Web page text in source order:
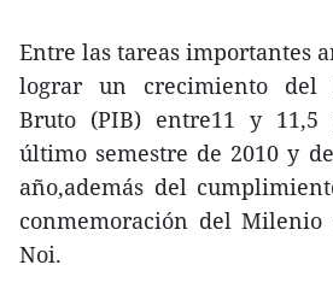
Entre las tareas importantes
lograr un crecimiento del
Bruto (PIB) entre11 y
último semestre de 2010 y
año,además del
conmemoración del Milenio
Noi.